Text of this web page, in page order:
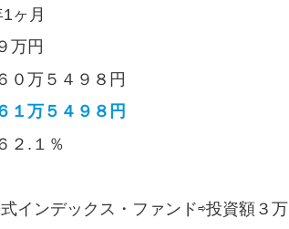
月
円
５４９８円
１万５４９８円
.１％
インデックス・ファンド⇨投資額３万